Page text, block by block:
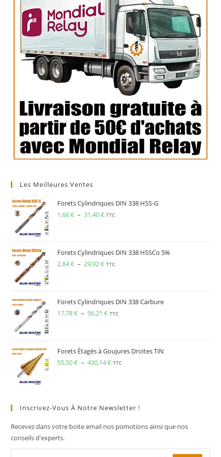
Les Meilleures Ventes
Forets Cylindriques DIN 338 HSS-G
1,66€ – 31,40€ TTC
Forets Cylindriques DIN 338 HSSCo 5%
2,84€ – 29,92€ TTC
Forets Cylindriques DIN 338 Carbure
17,78€ – 56,21€ TTC
Forets Étagés à Goujures Droites TiN
55,50€ – 430,14€ TTC
Inscrivez-Vous À Notre Newsletter !
Recevez dans votre boite email nos pomotions ainsi que nos
conseils d'experts.